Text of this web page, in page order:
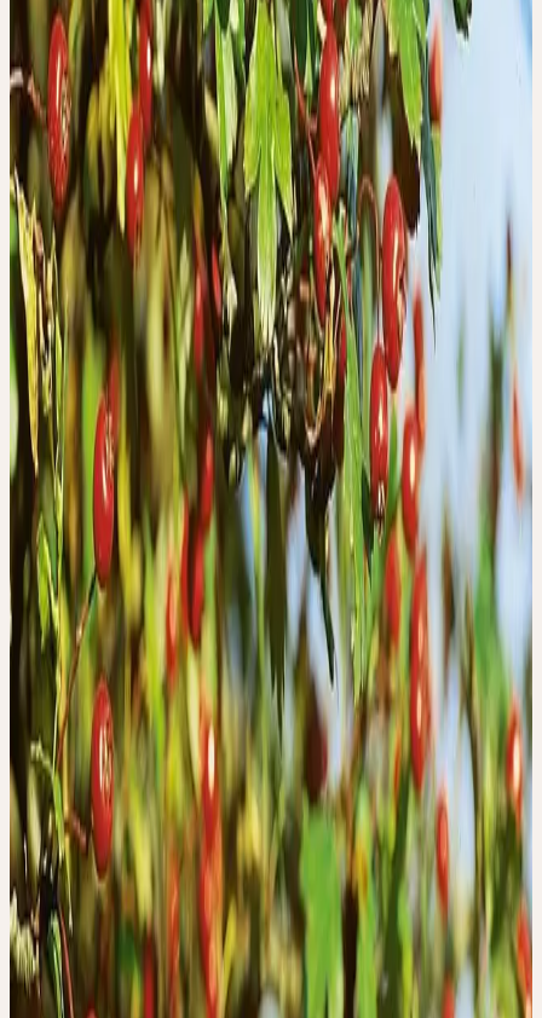
Sommer
HOPFEN
Humulus lupulus
Rückzug, Fröhlichkeit, Leichtigkeit
Sommer
JOHANNISKRAUT
Hypericum perforatum
Lichtassimilation, Nervenkraft, Stabilität
Frühling
LÖWENZAHN
Taraxacum officinale
Wandlung, Anpassungsfähigkeit, Fluss der Lebensenergie,
Wärme, Lebenskraft
Sommer
MARIENDISTEL
Silybum marianum
Abgrenzung, Schutz, Individualität
Sommer
PASSIONSBLUME
Passiflora incarnata
Herzensruhe, zu sich selbst finden, der ureigene innere Ton
Sommer
ROSMARIN